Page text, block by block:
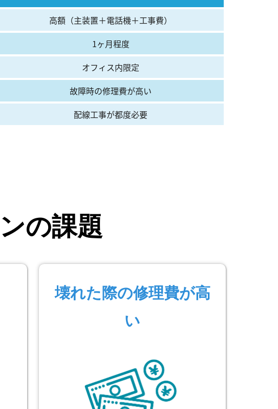
高額（主装置＋電話機＋工事費）
1ヶ月程度
オフィス内限定
故障時の修理費が高い
配線工事が都度必要
の課題
壊れた際の修理費が高
い